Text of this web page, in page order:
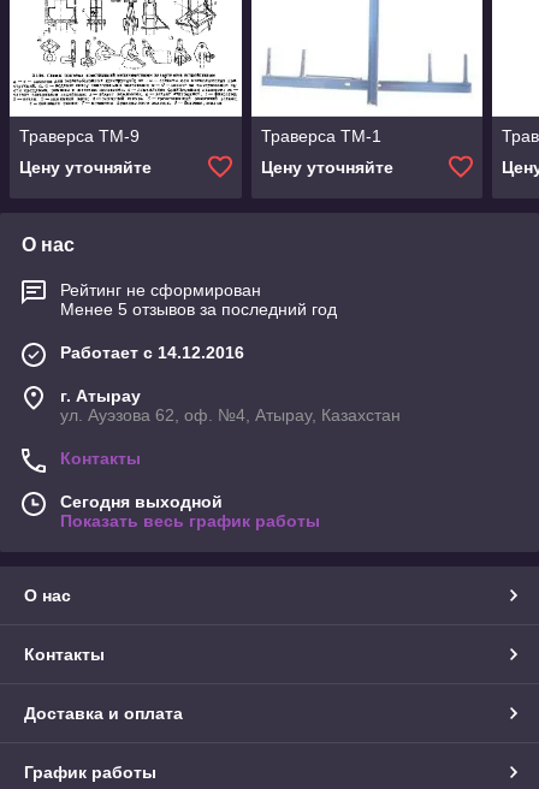
Траверса ТМ-9
Цену уточняйте
Траверса ТМ-1
Цену уточняйте
О нас
Рейтинг не сформирован
Менее 5 отзывов за последний год
Работает с 14.12.2016
г. Атырау
ул. Ауэзова 62, оф. №4, Атырау, Казахстан
Контакты
Сегодня выходной
Показать весь график работы
О нас
Контакты
Доставка и оплата
График работы